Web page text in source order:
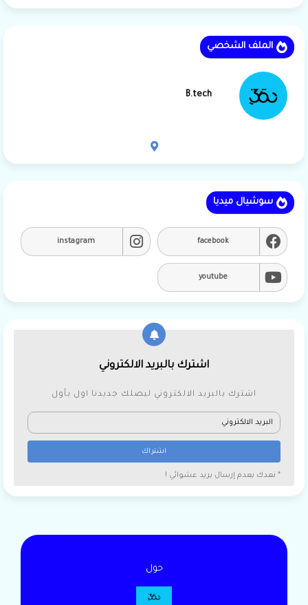
الملف الشخصي
B.tech
سوشيال ميديا
facebook
instagram
youtube
اشترك بالبريد الالكتروني
اشترك بالبريد الالكتروني ليصلك جديدنا اول بأول
* نعدك بعدم إرسال بريد عشوائي !
حول